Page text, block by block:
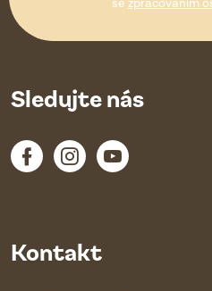
se zpracováním
Kontakt
Sledujte nás